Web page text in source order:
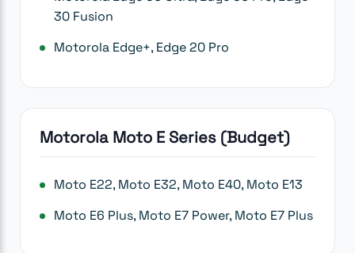
30 Fusion
Motorola Edge+, Edge 20 Pro
Motorola Moto E Series (Budget)
Moto E22, Moto E32, Moto E40, Moto E13
Moto E6 Plus, Moto E7 Power, Moto E7 Plus